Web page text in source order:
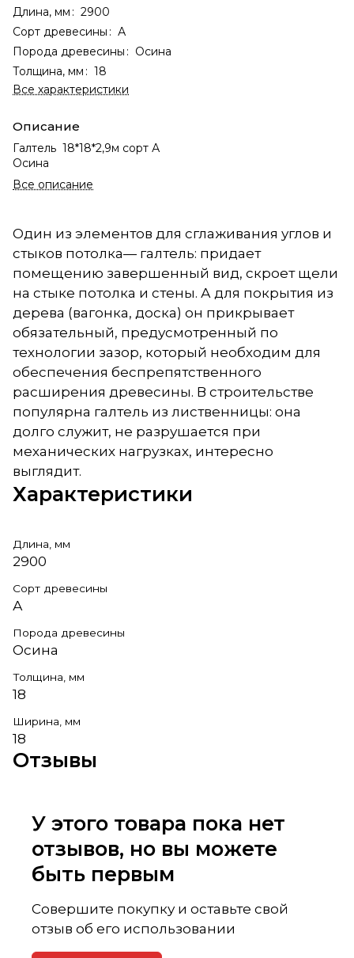
Длина, мм : 2900
Сорт древесины : А
Порода древесины : Осина
Толщина, мм : 18
Все характеристики
Описание
Галтель 18*18*2,9м сорт А
Осина
Все описание
Один из элементов для сглаживания углов и
стыков потолка— галтель: придает
помещению завершенный вид, скроет щели
на стыке потолка и стены. А для покрытия из
дерева (вагонка, доска) он прикрывает
обязательный, предусмотренный по
технологии зазор, который необходим для
обеспечения беспрепятственного
расширения древесины. В строительстве
популярна галтель из лиственницы: она
долго служит, не разрушается при
механических нагрузках, интересно
выглядит.
Характеристики
Длина, мм
2900
Сорт древесины
А
Порода древесины
Осина
Толщина, мм
18
Ширина, мм
18
Отзывы
У этого товара пока нет
отзывов, но вы можете
быть первым
Совершите покупку и оставьте свой
отзыв об его использовании